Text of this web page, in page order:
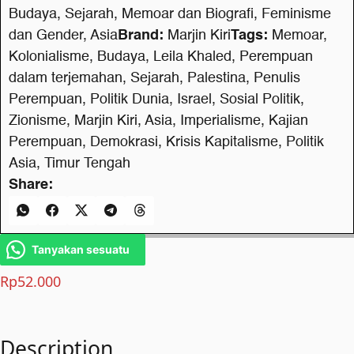
Rp52.000
Budaya, Sejarah, Memoar dan Biografi, Feminisme
dan Gender, Asia Brand: Marjin KiriTags: Memoar,
Kolonialisme, Budaya, Leila Khaled, Perempuan
dalam terjemahan, Sejarah, Palestina, Penulis
Perempuan, Politik Dunia, Israel , Sosial Politik,
Zionisme, Marjin Kiri, Asia, Imperialisme, Kajian
Perempuan, Demokrasi, Krisis Kapitalisme, Politik
Asia,
Timur Tengah
Share:
Tanyakan sesuatu
Description